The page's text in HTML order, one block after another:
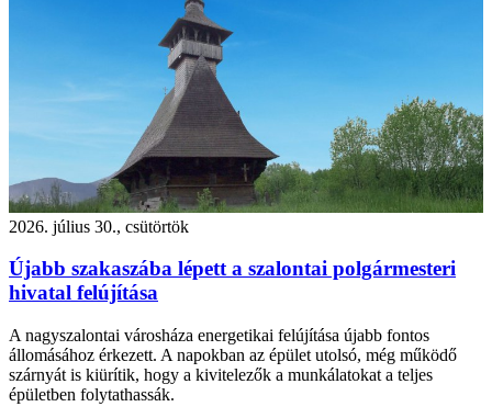
2026. július 30., csütörtök
Újabb szakaszába lépett a szalontai polgármesteri
hivatal felújítása
A nagyszalontai városháza energetikai felújítása újabb fontos
állomásához érkezett. A napokban az épület utolsó, még működő
szárnyát is kiürítik, hogy a kivitelezők a munkálatokat a teljes
épületben folytathassák.